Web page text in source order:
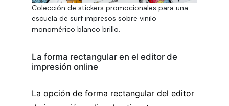
Colección de stickers promocionales para una
escuela de surf impresos sobre vinilo
monomérico blanco brillo.
La forma rectangular en el editor de
impresión online
La opción de forma rectangular del editor